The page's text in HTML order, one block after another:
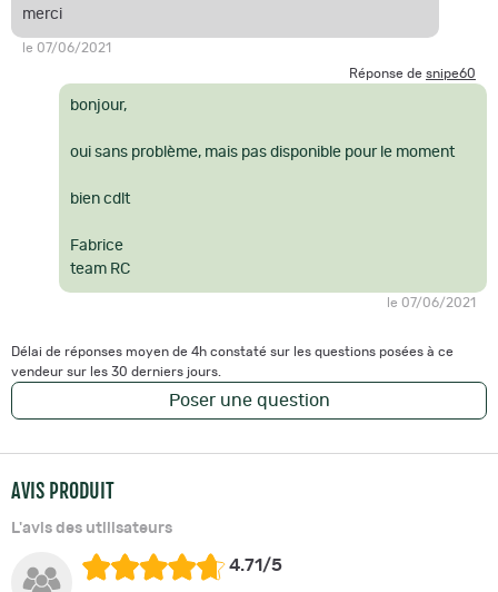
merci
le 07/06/2021
Réponse de snipe60
bonjour,
oui sans problème, mais pas disponible pour le moment
bien cdlt
Fabrice
team RC
le 07/06/2021
Délai de réponses moyen de 4h constaté sur les questions posées à ce
vendeur sur les 30 derniers jours.
Poser une question
AVIS PRODUIT
L'avis des utilisateurs
4.71/5